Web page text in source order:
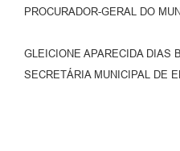
PROCURADOR-GERAL DO
GLEICIONE APARECIDA DIAS
SECRETÁRIA MUNICIPAL DE